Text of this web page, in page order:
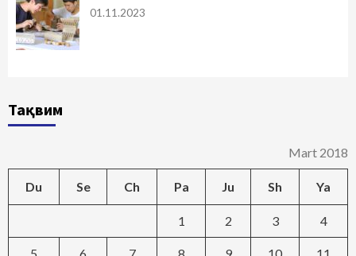
01.11.2023
Тақвим
Mart 2018
Du Se Ch Pa Ju Sh Ya
1 2 3 4